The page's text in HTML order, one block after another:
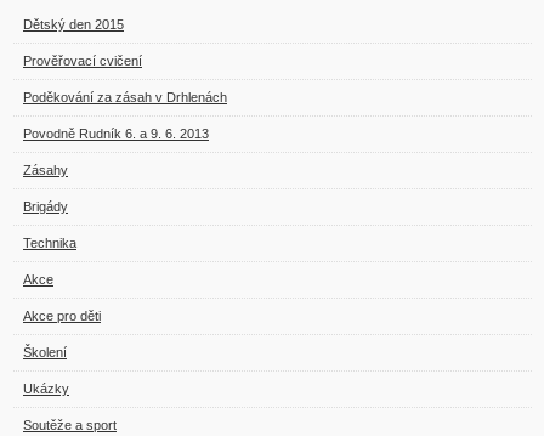
Dětský den 2015
Prověřovací cvičení
Poděkování za zásah v Drhlenách
Povodně Rudník 6. a 9. 6. 2013
Zásahy
Brigády
Technika
Akce
Akce pro děti
Školení
Ukázky
Soutěže a sport